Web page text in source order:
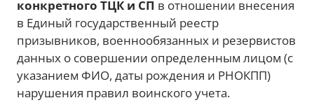
конкретного ТЦК и СП в отношении внесения
в Единый государственный реестр
призывников, военнообязанных и резервистов
данных о совершении определенным лицом (с
указанием ФИО, даты рождения и РНОКПП)
нарушения правил воинского учета.